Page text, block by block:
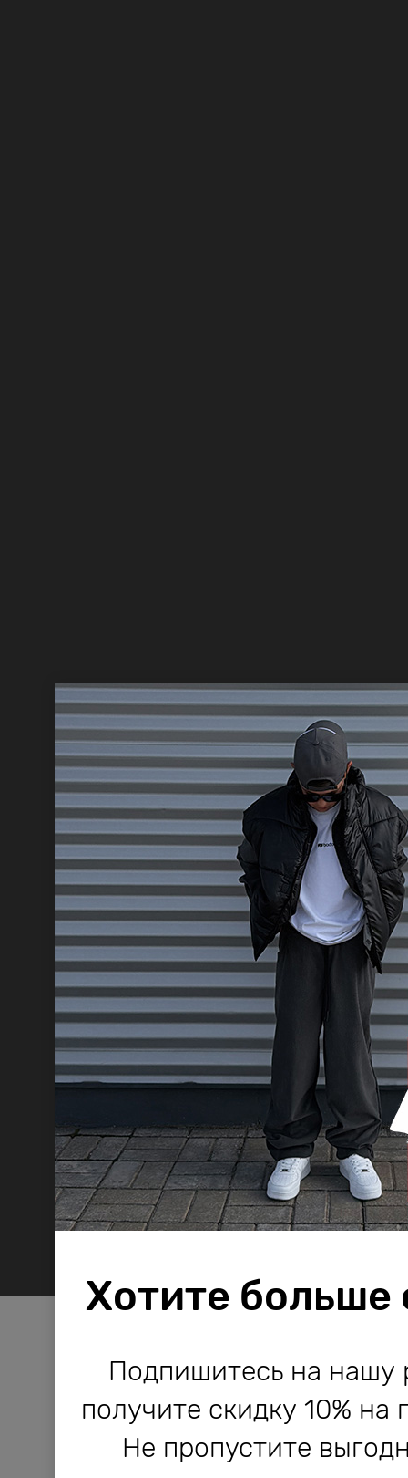
Компания Bodo
и другие технологии,
работы сайта и его
Компания Bodo
и другие технологии,
работы сайта и его
Хотите больше
Подпишитесь на нашу
получите скидку 10% на
Не пропустите